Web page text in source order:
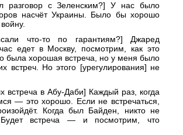
разговор с Зеленским?] У нас было
насчёт Украины. Было бы хорошо
что-то по гарантиям?] Джаред
едет в Москву, посмотрим, как это
была хорошая встреча, но у меня было
встреч. Но этого [урегулирования] не
встреча в Абу-Даби] Каждый раз, когда
— это хорошо. Если не встречаться,
Когда был Байден, никто не
Будет встреча — и посмотрим, что